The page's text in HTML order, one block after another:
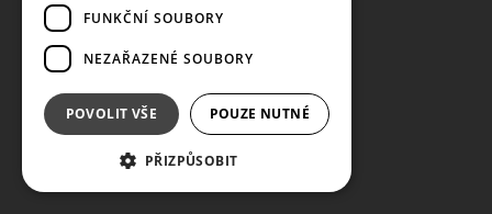
FUNKČNÍ SOUBORY
NEZAŘAZENÉ SOUBORY
POVOLIT VŠE POUZE NUTNÉ
PŘIZPŮSOBIT